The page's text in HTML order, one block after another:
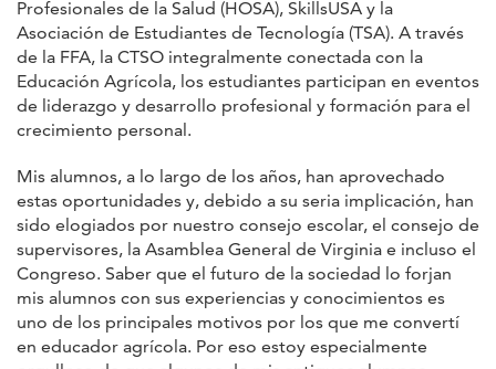
Profesionales de la Salud (HOSA), SkillsUSA y la
Asociación de Estudiantes de Tecnología (TSA). A través
de la FFA, la CTSO integralmente conectada con la
Educación Agrícola, los estudiantes participan en eventos
de liderazgo y desarrollo profesional y formación para el
crecimiento personal.
Mis alumnos, a lo largo de los años, han aprovechado
estas oportunidades y, debido a su seria implicación, han
sido elogiados por nuestro consejo escolar, el consejo de
supervisores, la Asamblea General de Virginia e incluso el
Congreso. Saber que el futuro de la sociedad lo forjan
mis alumnos con sus experiencias y conocimientos es
uno de los principales motivos por los que me convertí
en educador agrícola. Por eso estoy especialmente